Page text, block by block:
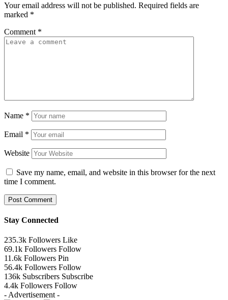
Your email address will not be published. Required fields are
marked *
Comment *
Name *
Email *
Website
Save my name, email, and website in this browser for the next
time I comment.
Stay Connected
235.3k Followers Like
69.1k Followers Follow
11.6k Followers Pin
56.4k Followers Follow
136k Subscribers Subscribe
4.4k Followers Follow
- Advertisement -